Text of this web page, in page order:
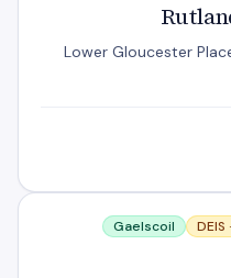
Lower Gloucester
DEIS ·
Gaelscoil